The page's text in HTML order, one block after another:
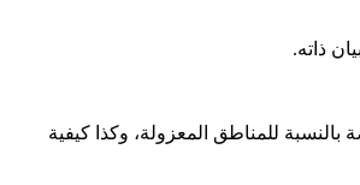
ذاته.
للمناطق المعزولة، وكذا كيفية